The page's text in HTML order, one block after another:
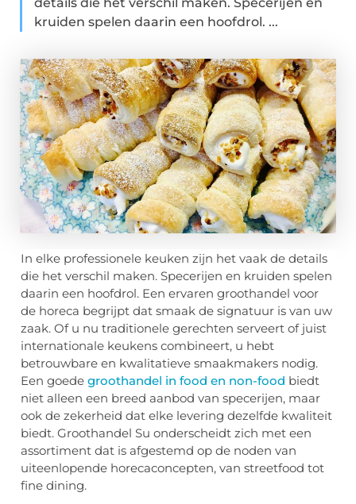
kruiden spelen daarin een hoofdrol. ...
In elke professionele keuken zijn het vaak de details
die het verschil maken. Specerijen en kruiden spelen
daarin een hoofdrol. Een ervaren groothandel voor
de horeca begrijpt dat smaak de signatuur is van uw
zaak. Of u nu traditionele gerechten serveert of juist
internationale keukens combineert, u hebt
betrouwbare en kwalitatieve smaakmakers nodig.
Een goede groothandel in food en non-food biedt
niet alleen een breed aanbod van specerijen, maar
ook de zekerheid dat elke levering dezelfde kwaliteit
biedt. Groothandel Su onderscheidt zich met een
assortiment dat is afgestemd op de noden van
uiteenlopende horecaconcepten, van streetfood tot
fine dining.